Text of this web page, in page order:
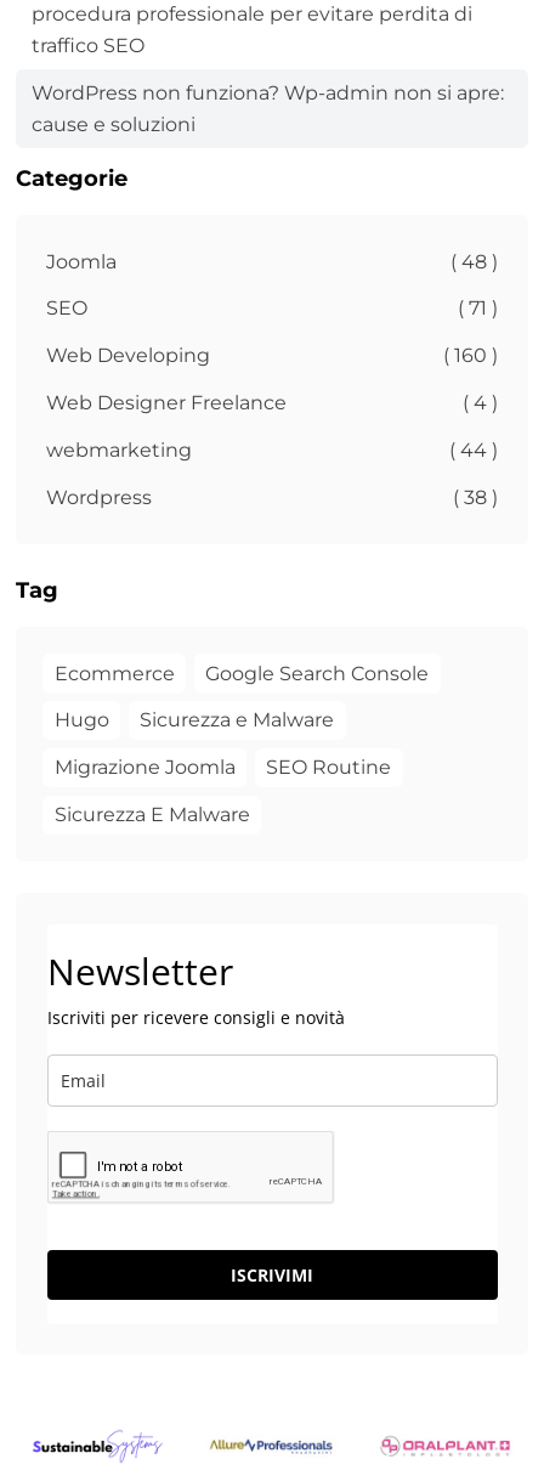
procedura professionale per evitare perdita di
traffico SEO
WordPress non funziona? Wp-admin non si apre:
cause e soluzioni
Categorie
Joomla ( 48 )
SEO ( 71 )
Web Developing ( 160 )
Web Designer Freelance ( 4 )
webmarketing ( 44 )
Wordpress ( 38 )
Tag
Ecommerce Google Search Console
Hugo Sicurezza e Malware
Migrazione Joomla SEO Routine
Sicurezza E Malware
Newsletter
Iscriviti per ricevere consigli e novità
ISCRIVIMI